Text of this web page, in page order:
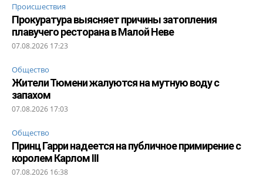
Происшествия
Прокуратура выясняет причины затопления
плавучего ресторана в Малой Неве
07.08.2026 17:23
Общество
Жители Тюмени жалуются на мутную воду с
запахом
07.08.2026 17:03
Общество
Принц Гарри надеется на публичное примирение с
королем Карлом III
07.08.2026 16:38